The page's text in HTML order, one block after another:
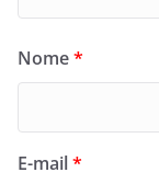
Nome*
E-mail*